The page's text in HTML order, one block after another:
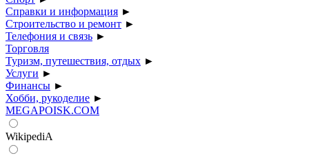
Справки и информация ►
Строительство и ремонт ►
Телефония и связь ►
Торговля
Туризм, путешествия, отдых ►
Услуги ►
Финансы ►
Хобби, рукоделие ►
MEGAPOISK.COM
WikipediA